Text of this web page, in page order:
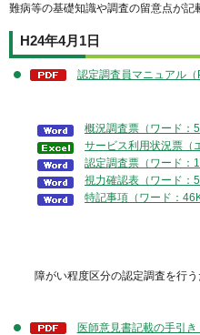
難病等の基礎知識や調査の留意点が記
H24年4月1日
認定調査員マニュアル（
概況調査票（ワード：
サービス利用状況票（
認定調査票（ワード：
視力確認表（ワード：
特記事項（ワード：
障がい程度区分の認定調査を行う
医師意見書記載の手引き